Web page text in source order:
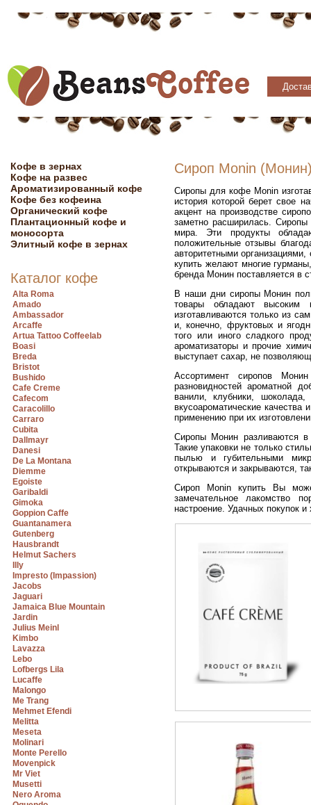
Кофе в зернах
Кофе на развес
Ароматизированный кофе
Кофе без кофеина
Органический кофе
Плантационный кофе и
моносорта
Элитный кофе в зернах
Каталог кофе
Alta Roma
Amado
Ambassador
Arcaffe
Artua Tattoo Coffeelab
Boasi
Breda
Bristot
Bushido
Cafe Creme
Cafecom
Caracolillo
Carraro
Cubita
Dallmayr
Danesi
De La Montana
Diemme
Egoiste
Garibaldi
Gimoka
Goppion Caffe
Guantanamera
Gutenberg
Hausbrandt
Helmut Sachers
Illy
Impresto (Impassion)
Jacobs
Jaguari
Jamaica Blue Mountain
Jardin
Julius Meinl
Kimbo
Lavazza
Lebo
Lofbergs Lila
Lucaffe
Malongo
Me Trang
Mehmet Efendi
Melitta
Meseta
Molinari
Monte Perello
Movenpick
Mr Viet
Musetti
Nero Aroma
Сироп Monin
Сиропы для кофе Monin
история которой берет свое
акцент на производстве
заметно расширилась.
мира. Эти продукты
положительные отзывы
авторитетными
купить желают многие
бренда Монин поставляется в
В наши дни сиропы Монин
товары обладают высоким
изготавливаются только из
и, конечно, фруктовых и
того или иного сладкого
ароматизаторы и прочие
выступает сахар, не
Ассортимент сиропов
разновидностей ароматной
ванили, клубники,
вкусоароматические качества
применению при их
Сиропы Монин разливаются
Такие упаковки не только
пылью и губительными
открываются и закрываются,
Сироп Monin купить Вы
замечательное лакомство
настроение. Удачных покупок